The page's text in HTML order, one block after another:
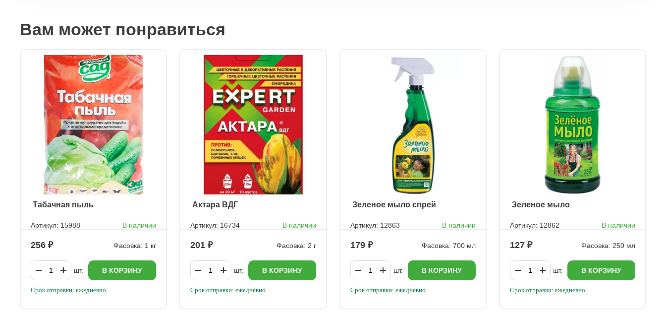
Вам может понравиться
ㅤ Табачная пыль
Артикул: 15988 В наличии
256 Фасовка: 1 кг
шт. В КОРЗИНУ
Срок отправки: ежедневно
ㅤ Актара ВДГ
Артикул: 16734 В наличии
201 Фасовка: 2 г
шт. В КОРЗИНУ
Срок отправки: ежедневно
ㅤ Зеленое мыло спрей
Артикул: 12863 В наличии
179 Фасовка: 700 мл
шт. В КОРЗИНУ
Срок отправки: ежедневно
ㅤ Зеленое мыло
Артикул: 12862 В наличии
127 Фасовка: 250 мл
шт. В КОРЗИНУ
Срок отправки: ежедневно